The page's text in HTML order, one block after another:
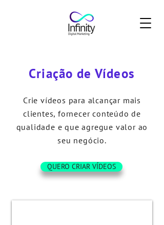
Criação de Vídeos
Crie vídeos para alcançar mais
clientes, fornecer conteúdo de
qualidade e que agregue valor ao
seu negócio.
QUERO CRIAR VÍDEOS